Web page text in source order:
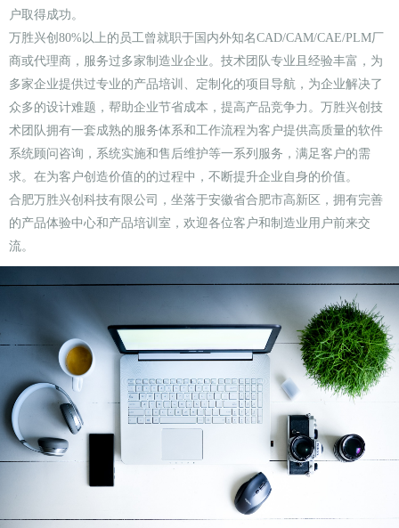
户取得成功。
万胜兴创80%以上的员工曾就职于国内外知名CAD/CAM/CAE/PLM厂
商或代理商，服务过多家制造业企业。技术团队专业且经验丰富，为
多家企业提供过专业的产品培训、定制化的项目导航，为企业解决了
众多的设计难题，帮助企业节省成本，提高产品竞争力。万胜兴创技
术团队拥有一套成熟的服务体系和工作流程为客户提供高质量的软件
系统顾问咨询，系统实施和售后维护等一系列服务，满足客户的需
求。在为客户创造价值的的过程中，不断提升企业自身的价值。
合肥万胜兴创科技有限公司，坐落于安徽省合肥市高新区，拥有完善
的产品体验中心和产品培训室，欢迎各位客户和制造业用户前来交
流。